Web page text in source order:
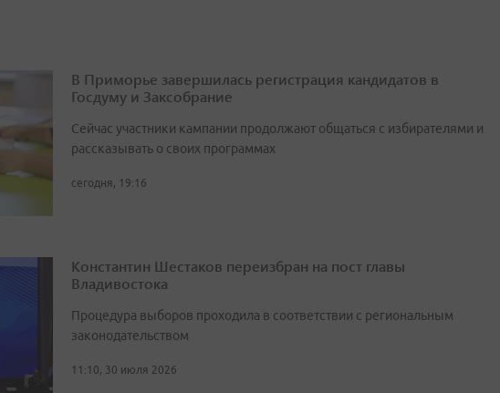
В Приморье завершилась регистрация кандидатов в
Госдуму и Заксобрание
Сейчас участники кампании продолжают общаться с избирателями и
рассказывать о своих программах
сегодня, 19:16
Константин Шестаков переизбран на пост главы
Владивостока
Процедура выборов проходила в соответствии с региональным
законодательством
11:10, 30 июля 2026